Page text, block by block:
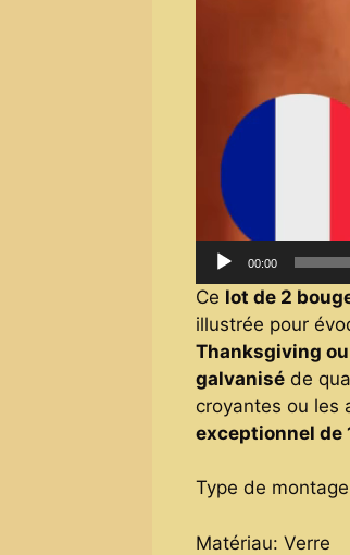
00:00
Ce lot de 2
illustrée pour
Thanksgiving
galvaniséde
croyantes ou les
exceptionnel de
Type de
Matériau: Verre